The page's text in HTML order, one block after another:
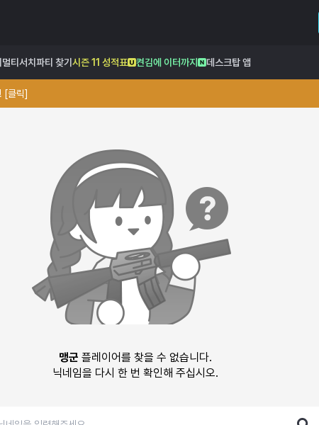
멀티서치 파티 찾기 시즌 11 성적표 켠김에 이터까지 데스크탑 앱
[클릭]
맹군 플레이어를 찾을 수 없습니다.
닉네임을 다시 한 번 확인해 주십시오.